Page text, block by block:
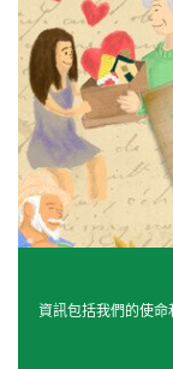
資訊包括我們的使